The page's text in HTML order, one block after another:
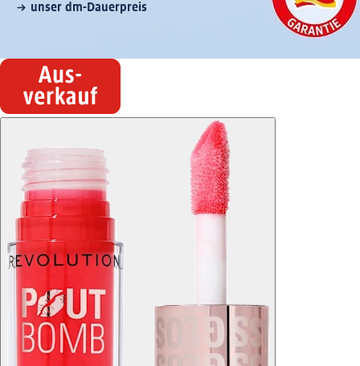
unser dm-Dauerpreis